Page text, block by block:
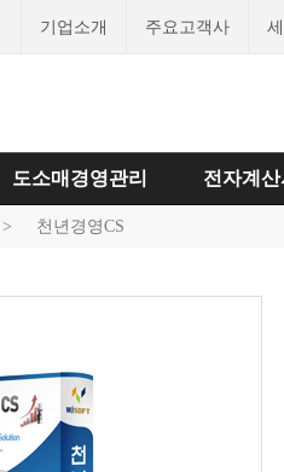
기업소개 주요고객사
도소매경영관리 전자계
> 천년경영CS